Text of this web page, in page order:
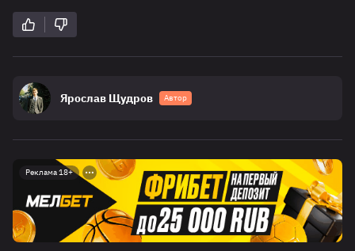
Ярослав Щудров Автор
Реклама 18+